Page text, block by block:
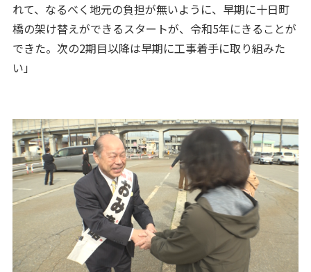
れて、なるべく地元の負担が無いように、早期に十日町
橋の架け替えができるスタートが、令和5年にきることが
できた。次の2期目以降は早期に工事着手に取り組みた
い」